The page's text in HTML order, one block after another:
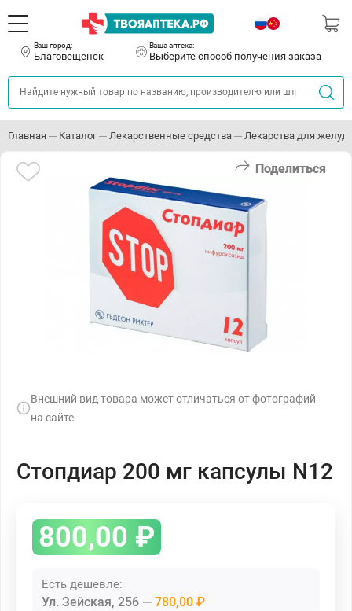
Ваш город:
Благовещенск
Ваша аптека:
Выберите способ получения заказа
Главная Каталог Лекарственные средства Лекарства для
Поделиться
Внешний вид товара может отличаться от фотографий
на сайте
Стопдиар 200 мг капсулы N12
800,00 ₽
Есть дешевле:
Ул. Зейская, 256 780,00 ₽